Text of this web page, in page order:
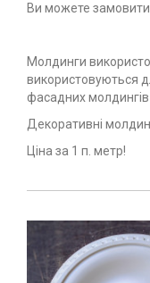
Ви можете замовити
Молдинги
використовуються
фасадних
Декоративні
Ціна за 1 п. метр!